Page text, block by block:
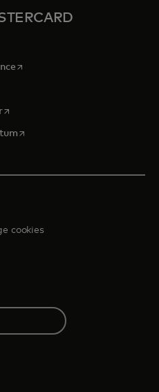
Registerkarte geöffnet
wird in einer neuen
in einer neuen Registerkarte
wird in einer neuen
wird in einer neuen
cookies